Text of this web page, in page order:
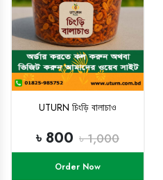
UTURN চিংড়ি বালাচাও
৳ 800 ৳ 1,000
Order Now